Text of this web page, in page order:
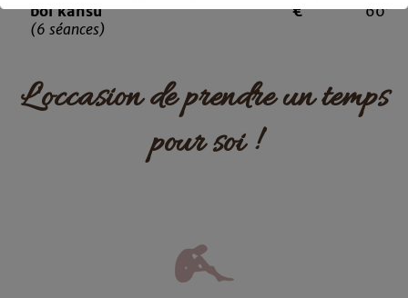
bol kansu
(6 séances)
€
60’
L'occasion de prendre un temps
pour soi !